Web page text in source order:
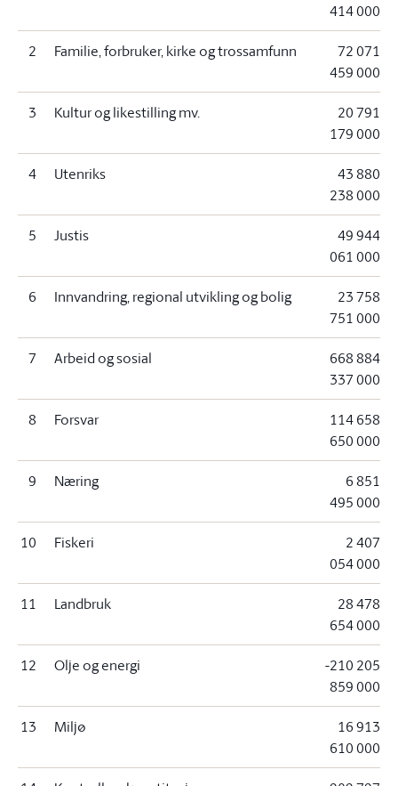
414 000
2 Familie, forbruker, kirke og trossamfunn
72 071
459 000
3 Kultur og likestilling mv.
20 791
179 000
4 Utenriks
43 880
238 000
5 Justis
49 944
061 000
6 Innvandring, regional utvikling og bolig
23 758
751 000
7 Arbeid og sosial
668 884
337 000
8 Forsvar
114 658
650 000
9 Næring
6 851
495 000
10 Fiskeri
2 407
054 000
11 Landbruk
28 478
654 000
12 Olje og energi
-210 205
859 000
13 Miljø
16 913
610 000